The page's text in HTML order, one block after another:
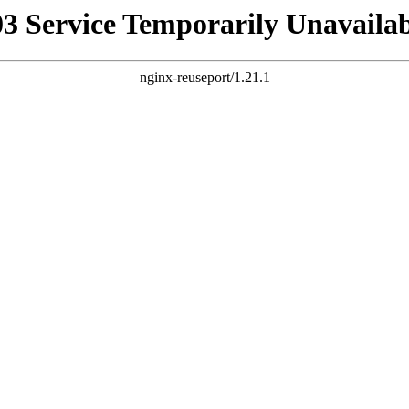
Service Temporarily
nginx-reuseport/1.21.1